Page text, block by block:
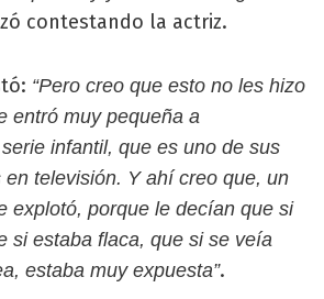
contestando la actriz.
“Pero creo que esto no les hizo
entró muy pequeña a
infantil, que es uno de sus
televisión. Y ahí creo que, un
explotó, porque le decían que si
si estaba flaca, que si se veía
estaba muy expuesta”.